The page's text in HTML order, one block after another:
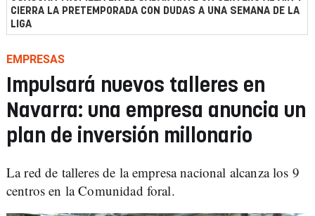
CIERRA LA PRETEMPORADA CON DUDAS A UNA SEMANA DE LA
LIGA
EMPRESAS
Impulsará nuevos talleres en
Navarra: una empresa anuncia un
plan de inversión millonario
La red de talleres de la empresa nacional alcanza los 9
centros en la Comunidad foral.